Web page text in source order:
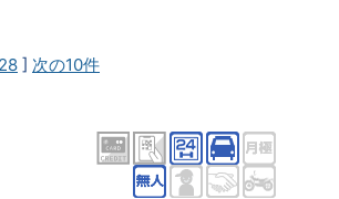
] 次の10件